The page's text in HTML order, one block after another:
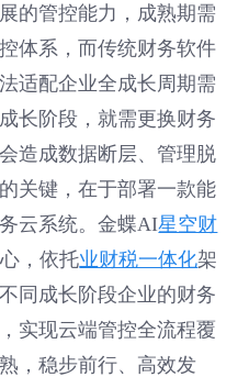
的管控能力，成熟期需
体系，而传统财务软件
适配企业全成长周期需
长阶段，就需更换财务
造成数据断层、管理脱
关键，在于部署一款能
云系统。金蝶AI星空财
，依托业财税一体化架
同成长阶段企业的财务
实现云端管控全流程覆
，稳步前行、高效发